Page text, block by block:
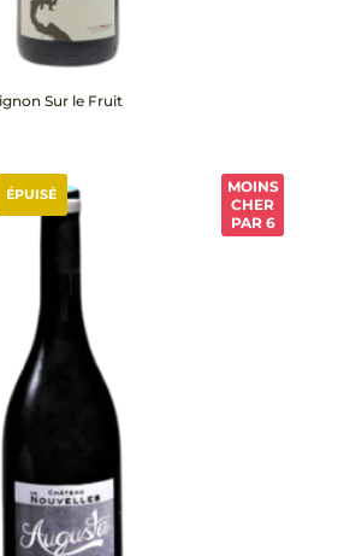
Sur le Fruit
MOINS
CHER
PAR 6
ÉPUISÉ